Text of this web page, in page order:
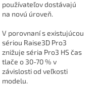
používateľov dostávajú
na novú úroveň.
V porovnaní s existujúcou
sériou Raise3D Pro3
znižuje séria Pro3 HS čas
tlače o 30-70 % v
závislosti od veľkosti
modelu.